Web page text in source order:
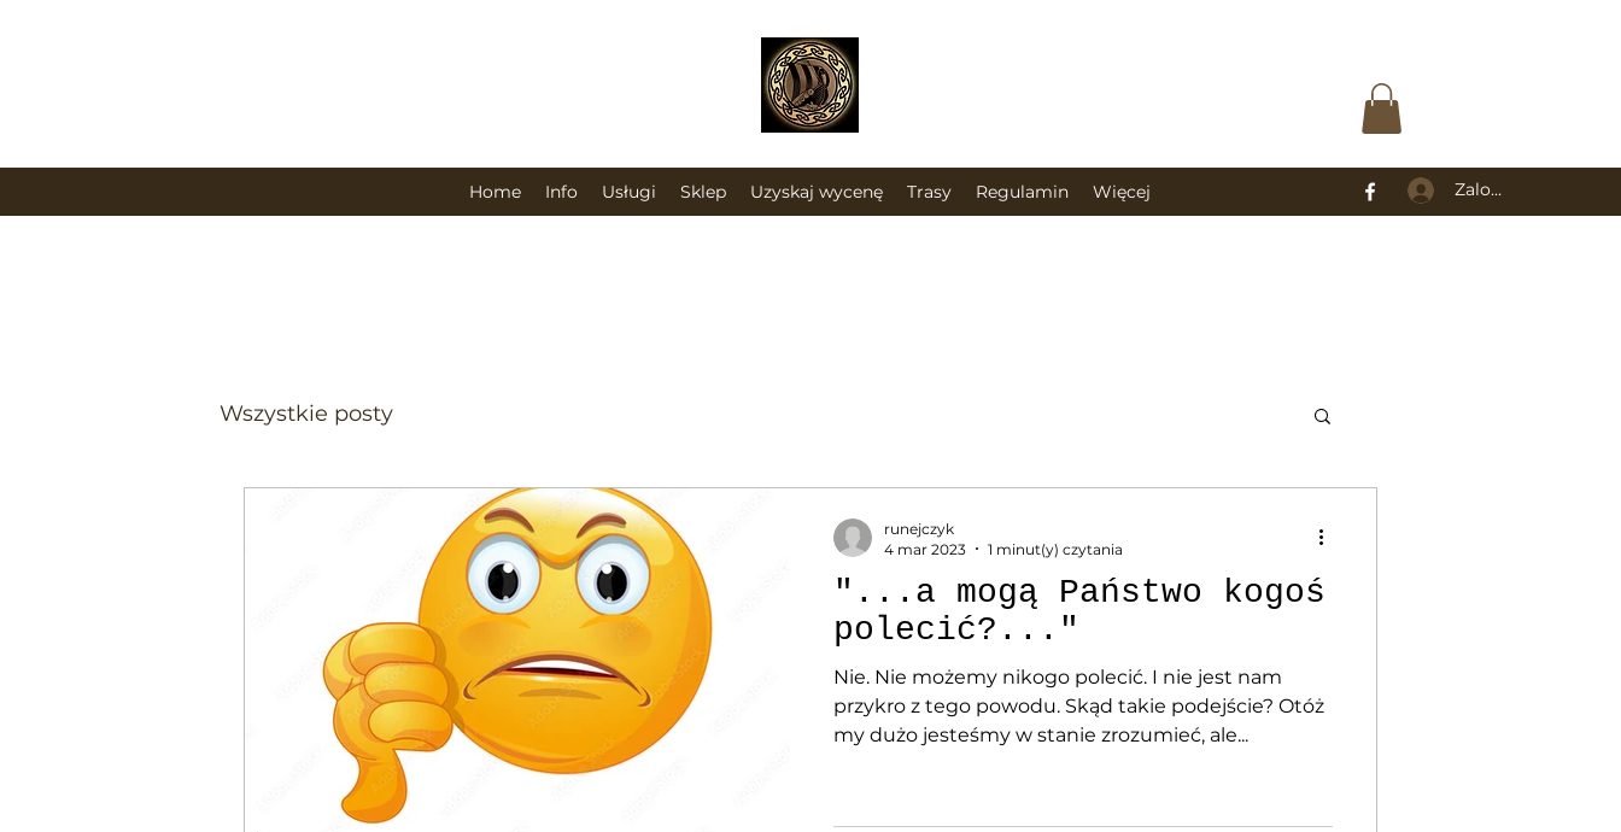
Home Info Usługi Sklep Uzyskaj wycenę Trasy Regulamin Więcej Zaloguj się
Wszystkie posty
"...a mogą Państwo kogoś
polecić?..."
Nie. Nie możemy nikogo polecić. I nie jest nam
przykro z tego powodu. Skąd takie podejście? Otóż
my dużo jesteśmy w stanie zrozumieć, ale...
runejczyk
4 mar 2023
1 minut(y) czytania